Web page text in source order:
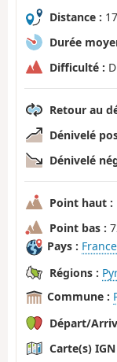
Distance :
Durée
Difficulté :
Retour au
Dénivelé
Dénivelé
Point haut :
Point bas :
Pays : France
Régions :
Commune :
Départ/
Carte(s) IGN